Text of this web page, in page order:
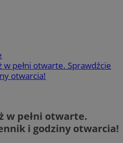
w pełni otwarte. Sprawdźcie
otwarcia!
w pełni otwarte.
i godziny otwarcia!